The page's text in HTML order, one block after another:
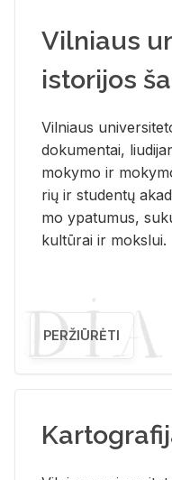
Vilniaus
istorijos
Vil­niaus
do­ku­men­tai,
mo­ky­mo ir
rių ir stu­den­tų
mo ypa­tu­mus,
kul­tū­rai ir moks­lui.
PERŽIŪRĖTI